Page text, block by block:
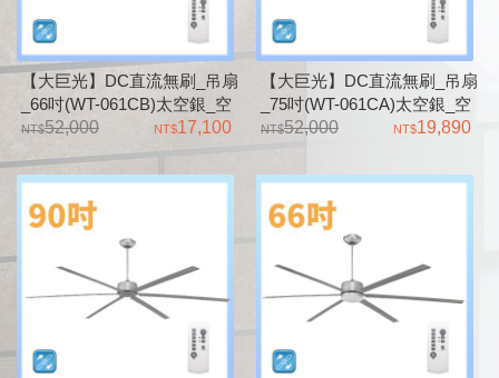
【大巨光】DC直流無刷_吊扇
_66吋(WT-061CB)太空銀_空
氣對流天井風扇
52,000 17,100
【大巨光】DC直流無刷_吊扇
_75吋(WT-061CA)太空銀_空
氣對流天井風扇
52,000 19,890